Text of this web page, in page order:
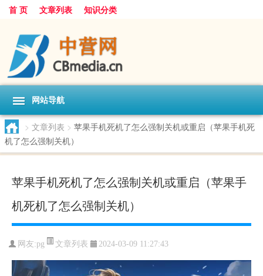
首 页 文章列表 知识分类
网站导航
> 文章列表 > 苹果手机死机了怎么强制关机或重启（苹果手机死
机了怎么强制关机）
苹果手机死机了怎么强制关机或重启（苹果手
机死机了怎么强制关机）
网友:pg 文章列表 2024-03-09 11:27:43